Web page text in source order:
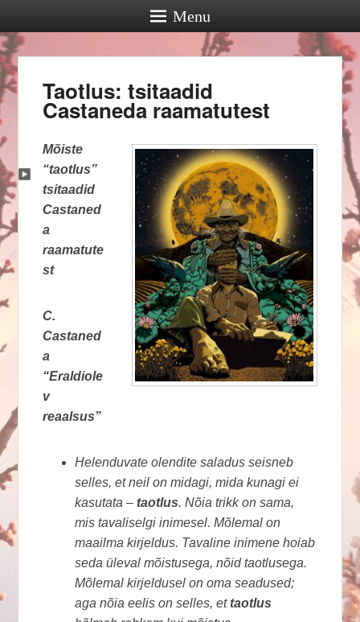
Menu
Taotlus: tsitaadid
Castaneda raamatutest
Mõiste
“taotlus”
tsitaadid
Castaned
a
raamatute
st
C.
Castaned
a
“Eraldiole
v
reaalsus”
Helenduvate olendite saladus seisneb
selles, et neil on midagi, mida kunagi ei
kasutata –taotlus. Nõia trikk on sama,
mis tavaliselgi inimesel. Mõlemal on
maailma kirjeldus. Tavaline inimene hoiab
seda üleval mõistusega, nõid taotlusega.
Mõlemal kirjeldusel on oma seadused;
aga nõia eelis on selles, ettaotlus